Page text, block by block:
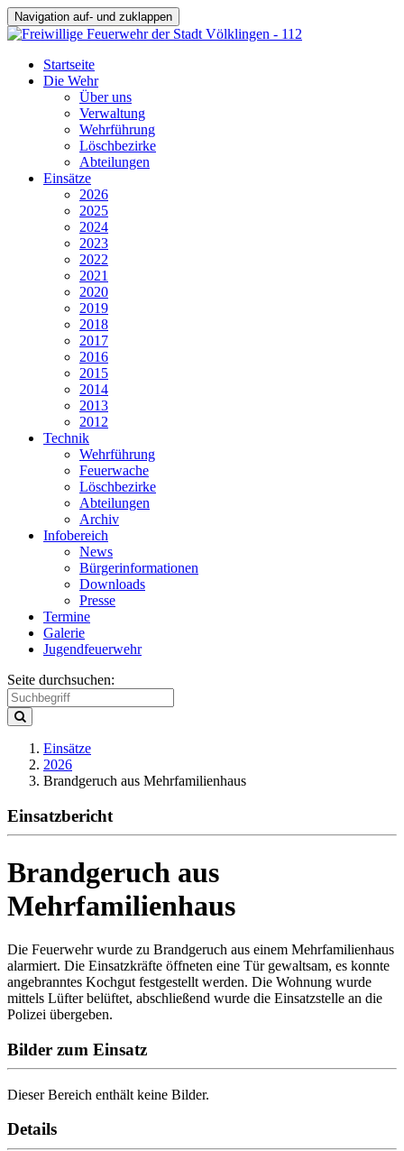
Navigation auf- und zuklappen
Startseite
Die Wehr
Über uns
Verwaltung
Wehrführung
Löschbezirke
Abteilungen
Einsätze
2026
2025
2024
2023
2022
2021
2020
2019
2018
2017
2016
2015
2014
2013
2012
Technik
Wehrführung
Feuerwache
Löschbezirke
Abteilungen
Archiv
Infobereich
News
Bürgerinformationen
Downloads
Presse
Termine
Galerie
Jugendfeuerwehr
Seite durchsuchen:
Einsätze
2026
Brandgeruch aus Mehrfamilienhaus
Einsatzbericht
Brandgeruch aus
Mehrfamilienhaus
Die Feuerwehr wurde zu Brandgeruch aus einem Mehrfamilienhaus
alarmiert. Die Einsatzkräfte öffneten eine Tür gewaltsam, es konnte
angebranntes Kochgut festgestellt werden. Die Wohnung wurde
mittels Lüfter belüftet, abschließend wurde die Einsatzstelle an die
Polizei übergeben.
Bilder zum Einsatz
Dieser Bereich enthält keine Bilder.
Details